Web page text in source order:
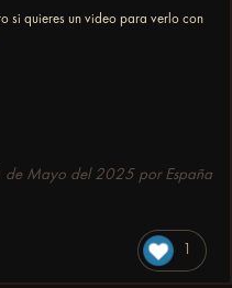
si quieres un video para verlo con
de Mayo del 2025por España
1